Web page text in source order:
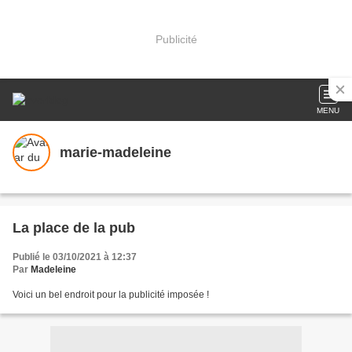
Publicité
MENU
marie-madeleine
La place de la pub
Publié le 03/10/2021 à 12:37
Par Madeleine
Voici un bel endroit pour la publicité imposée !